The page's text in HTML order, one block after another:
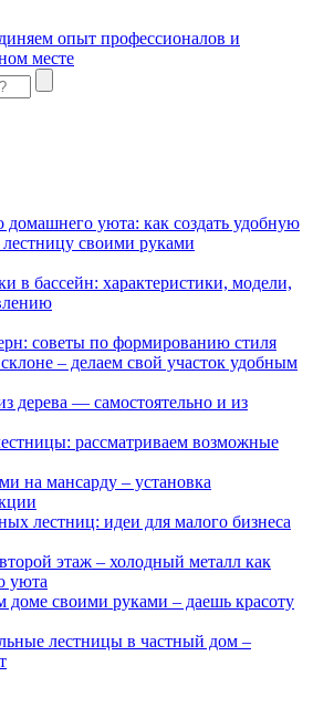
опыт профессионалов и
месте
уюта: как создать удобную
своими руками
в бассейн: характеристики, модели,
советы по формированию стиля
– делаем свой участок удобным
дерева — самостоятельно и из
рассматриваем возможные
на мансарду – установка
лестниц: идеи для малого бизнеса
этаж – холодный металл как
уюта
доме своими руками – даешь красоту
лестницы в частный дом –